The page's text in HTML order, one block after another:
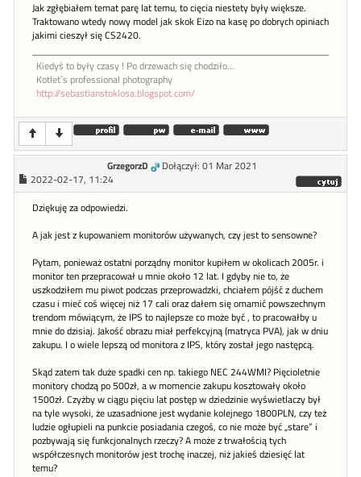
Jak zgłębiałem temat parę lat temu, to cięcia niestety były większe.
Traktowano wtedy nowy model jak skok Eizo na kasę po dobrych opiniach
jakimi cieszył się CS2420.
Kiedyś to były czasy ! Po drzewach się chodziło...
Kotlet`s professional photography
http://sebastianstoklosa.blogspot.com/
GrzegorzD
Dołączył: 01 Mar 2021
2022-02-17, 11:24
Dziękuję za odpowiedzi.
A jak jest z kupowaniem monitorów używanych, czy jest to sensowne?
Pytam, ponieważ ostatni porządny monitor kupiłem w okolicach 2005r. i
monitor ten przepracował u mnie około 12 lat. I gdyby nie to, że
uszkodziłem mu piwot podczas przeprowadzki, chciałem pójść z duchem
czasu i mieć coś więcej niż 17 cali oraz dałem się omamić powszechnym
trendom mówiącym, że IPS to najlepsze co może być , to pracowałby u
mnie do dzisiaj. Jakość obrazu miał perfekcyjną (matryca PVA), jak w dniu
zakupu. I o wiele lepszą od monitora z IPS, który został jego następcą.
Skąd zatem tak duże spadki cen np. takiego NEC 244WMI? Pięcioletnie
monitory chodzą po 500zł, a w momencie zakupu kosztowały około
1500zł. Czyżby w ciągu pięciu lat postęp w dziedzinie wyświetlaczy był
na tyle wysoki, że uzasadnione jest wydanie kolejnego 1800PLN, czy też
ludzie ogłupieli na punkcie posiadania czegoś, co nie może być „stare” i
pozbywają się funkcjonalnych rzeczy? A może z trwałością tych
współczesnych monitorów jest trochę inaczej, niż jakieś dziesięć lat
temu?